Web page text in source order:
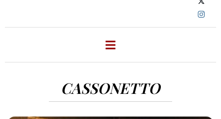
CASSONETTO